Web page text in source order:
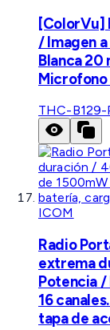
[ColorVu]
/ Imagen
Blanca 20
THC-B129-
ICOM
Radio
extrema
Potencia /
16
tapa de